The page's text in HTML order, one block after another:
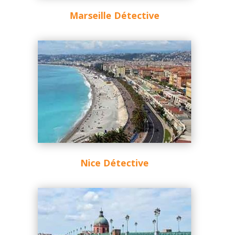
Marseille Détective
Nice Détective